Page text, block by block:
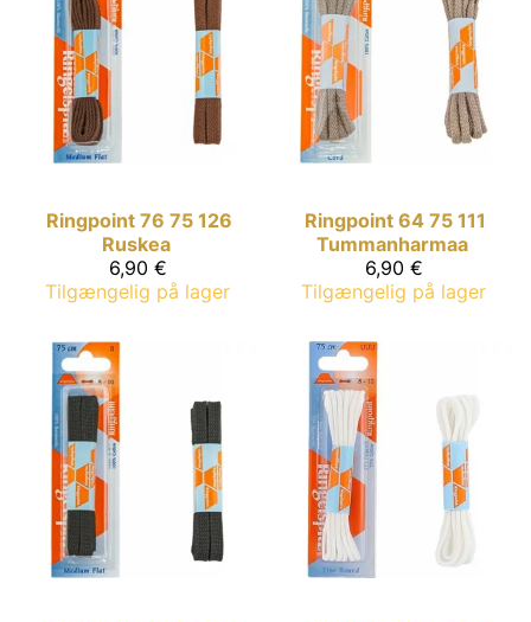
Ringpoint 76 75 126
Ruskea
6,90 €
Tilgængelig på lager
Ringpoint 64 75 111
Tummanharmaa
6,90 €
Tilgængelig på lager